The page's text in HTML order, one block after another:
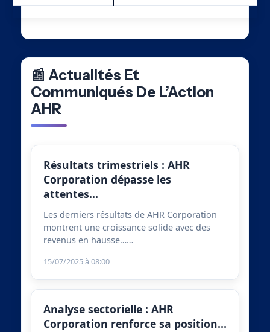
📰 Actualités Et
Communiqués De L’Action
AHR
Résultats trimestriels : AHR
Corporation dépasse les
attentes…
Les derniers résultats de AHR Corporation
montrent une croissance solide avec des
revenus en hausse……
15/07/2025 à 08:00
Analyse sectorielle : AHR
Corporation renforce sa position…